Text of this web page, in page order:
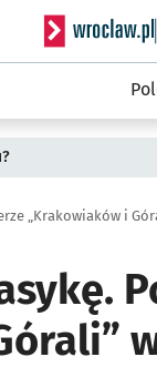
Serwis
„Krakowiaków i